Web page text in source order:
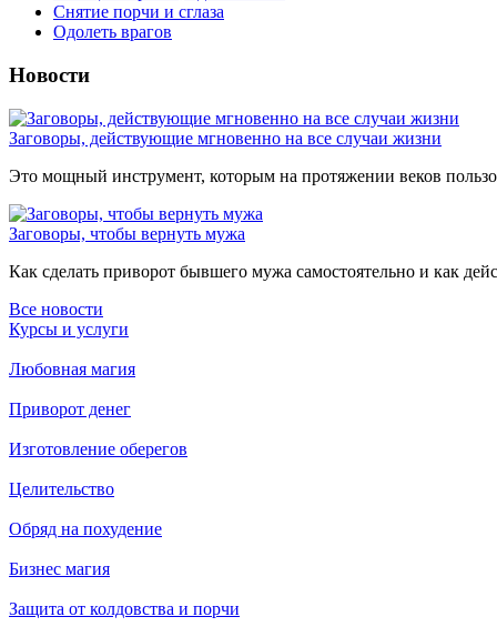
Снятие порчи и сглаза
Одолеть врагов
Новости
Заговоры, действующие мгновенно на все случаи жизни
Это мощный инструмент, которым на протяжении веков
Заговоры, чтобы вернуть мужа
Как сделать приворот бывшего мужа самостоятельно и как
Все новости
Курсы и услуги
Любовная магия
Приворот денег
Изготовление оберегов
Целительство
Обряд на похудение
Бизнес магия
Защита от колдовства и порчи